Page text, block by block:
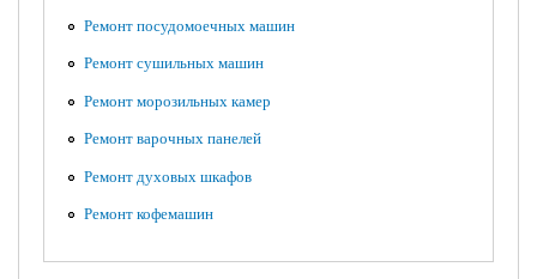
Ремонт посудомоечных машин
Ремонт сушильных машин
Ремонт морозильных камер
Ремонт варочных панелей
Ремонт духовых шкафов
Ремонт кофемашин